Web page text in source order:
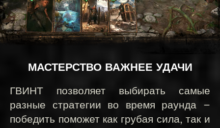
МАСТЕРСТВО ВАЖНЕЕ УДАЧИ
ГВИНТ позволяет выбирать самые
разные стратегии во время раунда —
победить поможет как грубая сила, так и